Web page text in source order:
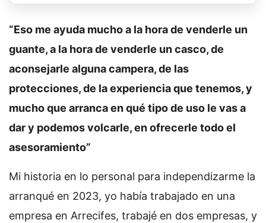
“Eso me ayuda mucho a la hora de venderle un
guante, a la hora de venderle un casco, de
aconsejarle alguna campera, de las
protecciones, de la experiencia que tenemos, y
mucho que arranca en qué tipo de uso le vas a
dar y podemos volcarle, en ofrecerle todo el
asesoramiento”
Mi historia en lo personal para independizarme la
arranqué en 2023, yo había trabajado en una
empresa en Arrecifes, trabajé en dos empresas, y